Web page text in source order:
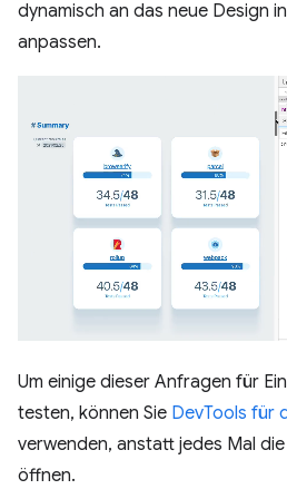
dynamisch an das neue Design
anpassen.
Um einige dieser Anfragen für
testen, können Sie DevTools für
verwenden, anstatt jedes Mal
öffnen.